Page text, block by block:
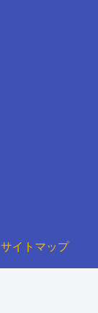
サイトマップ